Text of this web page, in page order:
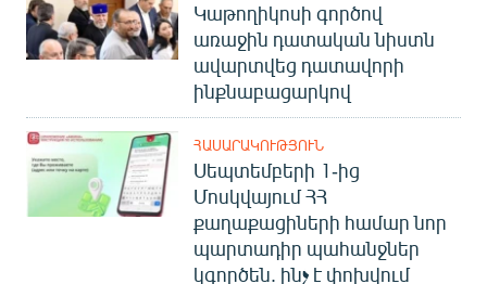
Կաթողիկոսի գործով
առաջին դատական նիստն
ավարտվեց դատավորի
ինքնաբացարկով
ՀԱՍԱՐԱԿՈՒԹՅՈՒՆ
Սեպտեմբերի 1-ից
Մոսկվայում ՀՀ
քաղաքացիների համար նոր
պարտադիր պահանջներ
կգործեն. ինչ է փոխվում